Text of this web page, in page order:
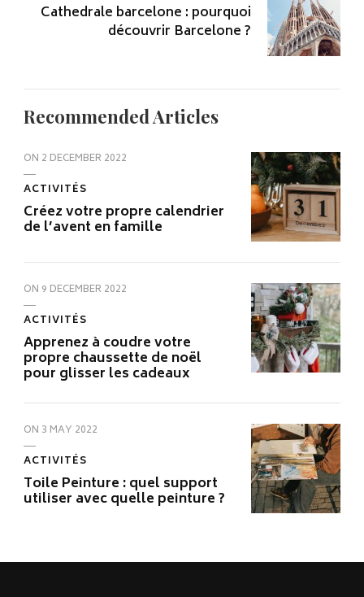
Cathedrale barcelone : pourquoi
découvrir Barcelone ?
Recommended Articles
ON 2 DECEMBER 2022
ACTIVITÉS
Créez votre propre calendrier
de l’avent en famille
ON 9 DECEMBER 2022
ACTIVITÉS
Apprenez à coudre votre
propre chaussette de noël
pour glisser les cadeaux
ON 3 MAY 2022
ACTIVITÉS
Toile Peinture : quel support
utiliser avec quelle peinture ?